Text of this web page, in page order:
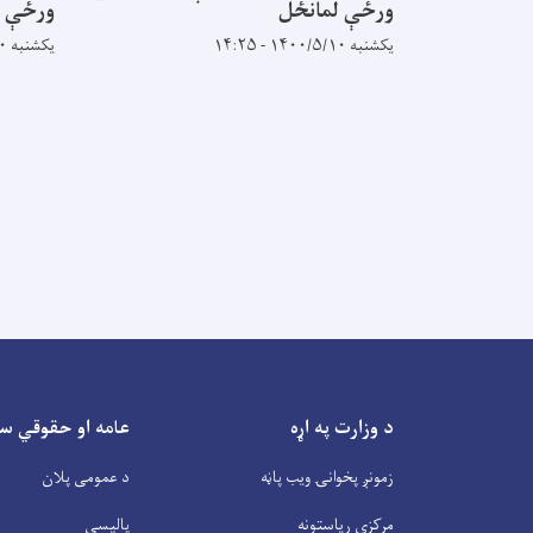
ورځې لمانځل
یکشنبه ۱۴۰۰/۵/۱۰ - ۱۴:۲۵
ورځې
یکشنبه ۱۴۰۰/۵/۱۰ - ۱۰:۳۱
د وزارت په اړه
زمونږ پخوانۍ ویب پاڼه
مرکزی ریاستونه
عامه او حقوقي
د عمومی پلان
پالیسې